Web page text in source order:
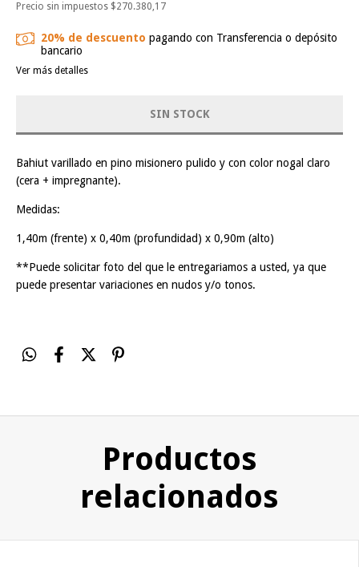
Precio sin impuestos $270.380,17
20% de descuento pagando con Transferencia o depósito
bancario
Ver más detalles
Bahiut varillado en pino misionero pulido y con color nogal claro
(cera + impregnante).
Medidas:
1,40m (frente) x 0,40m (profundidad) x 0,90m (alto)
**Puede solicitar foto del que le entregariamos a usted, ya que
puede presentar variaciones en nudos y/o tonos.
Productos
relacionados